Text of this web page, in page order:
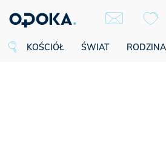
KOŚCIÓŁ ŚWIAT RODZINA